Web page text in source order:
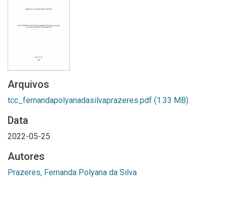
Arquivos
tcc_fernandapolyanadasilvaprazeres.pdf (1.33 MB)
Data
2022-05-25
Autores
Prazeres, Fernanda Polyana da Silva